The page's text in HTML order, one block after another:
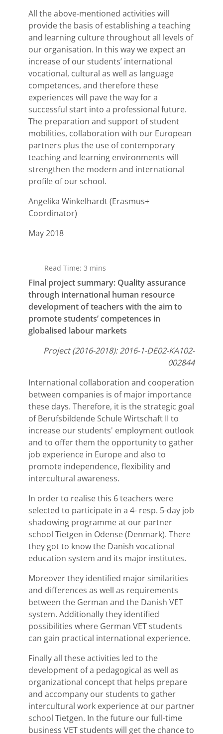
All the above-mentioned activities will
provide the basis of establishing a teaching
and learning culture throughout all levels of
our organisation. In this way we expect an
increase of our students’ international
vocational, cultural as well as language
competences, and therefore these
experiences will pave the way for a
successful start into a professional future.
The preparation and support of student
mobilities, collaboration with our European
partners plus the use of contemporary
teaching and learning environments will
strengthen the modern and international
profile of our school.
Angelika Winkelhardt (Erasmus+
Coordinator)
May 2018
Read Time: 3 mins
Final project summary: Quality assurance
through international human resource
development of teachers with the aim to
promote students’ competences in
globalised labour markets
Project (2016-2018): 2016-1-DE02-KA102-
002844
International collaboration and cooperation
between companies is of major importance
these days. Therefore, it is the strategic goal
of Berufsbildende Schule Wirtschaft II to
increase our students' employment outlook
and to offer them the opportunity to gather
job experience in Europe and also to
promote independence, flexibility and
intercultural awareness.
In order to realise this 6 teachers were
selected to participate in a 4- resp. 5-day job
shadowing programme at our partner
school Tietgen in Odense (Denmark). There
they got to know the Danish vocational
education system and its major institutes.
Moreover they identified major similarities
and differences as well as requirements
between the German and the Danish VET
system. Additionally they identified
possibilities where German VET students
can gain practical international experience.
Finally all these activities led to the
development of a pedagogical as well as
organizational concept that helps prepare
and accompany our students to gather
intercultural work experience at our partner
school Tietgen. In the future our full-time
business VET students will get the chance to